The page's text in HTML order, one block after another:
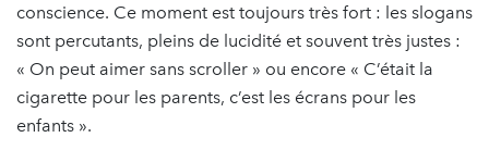
conscience. Ce moment est toujours très fort : les slogans
sont percutants, pleins de lucidité et souvent très justes :
« On peut aimer sans scroller » ou encore « C’était la
cigarette pour les parents, c’est les écrans pour les
enfants ».